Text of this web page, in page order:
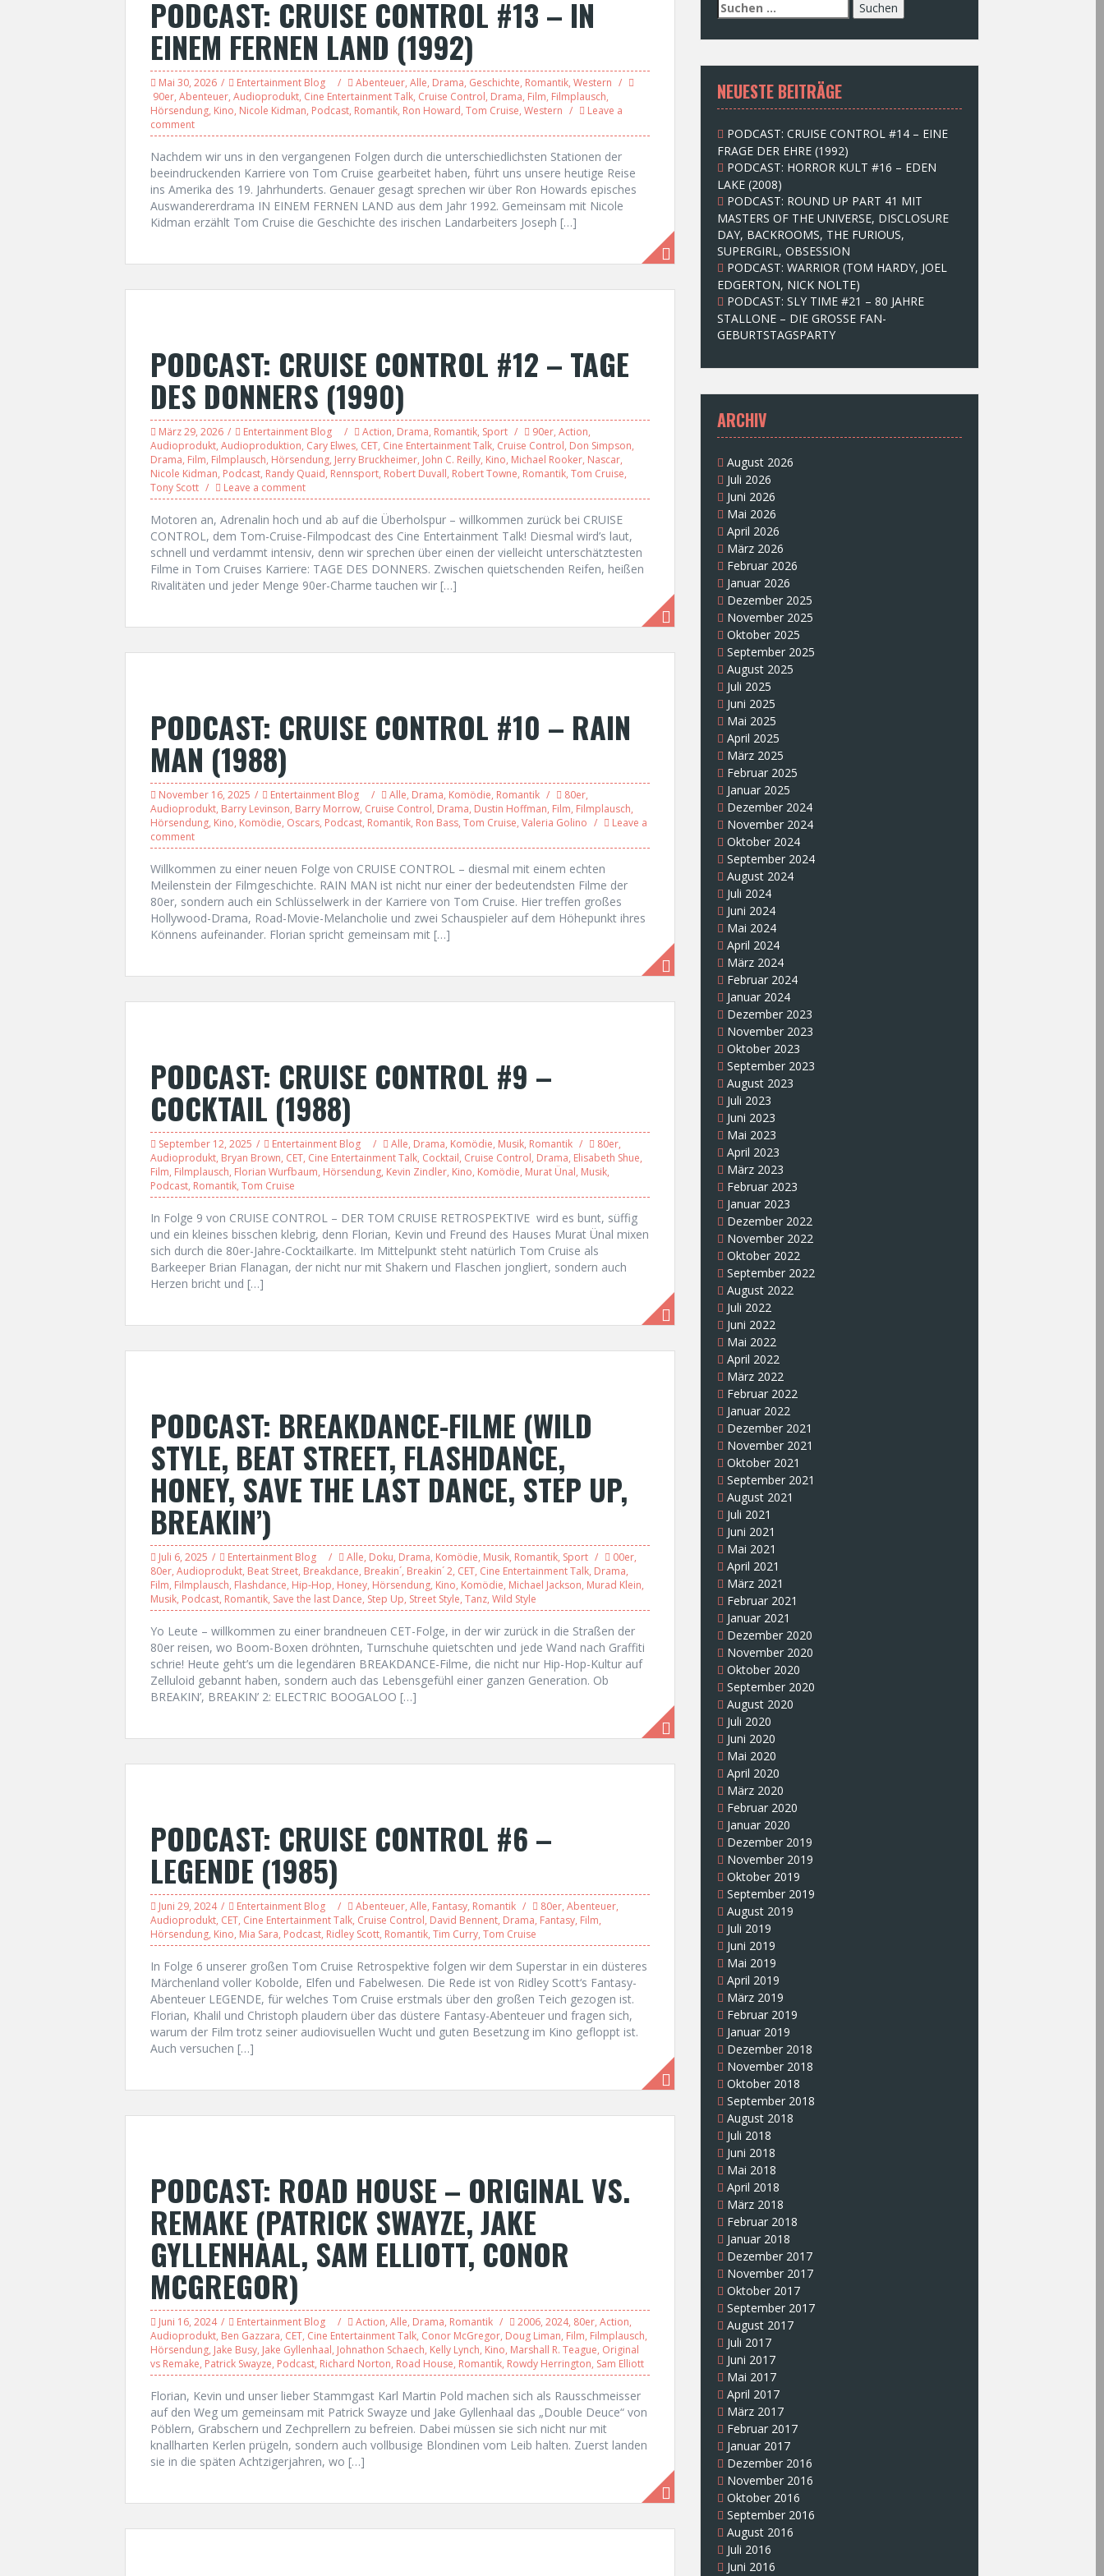
PODCAST: CRUISE CONTROL #13 – IN
EINEM FERNEN LAND (1992)
Mai 30, 2026 Entertainment Blog Abenteuer, Alle, Drama, Geschichte, Romantik, Western
90er, Abenteuer, Audioprodukt, Cine Entertainment Talk, Cruise Control, Drama, Film, Filmplausch,
Hörsendung, Kino, Nicole Kidman, Podcast, Romantik, Ron Howard, Tom Cruise, Western
Leave a
comment
Nachdem wir uns in den vergangenen Folgen durch die unterschiedlichsten Stationen der
beeindruckenden Karriere von Tom Cruise gearbeitet haben, führt uns unsere heutige Reise
ins Amerika des 19. Jahrhunderts. Genauer gesagt sprechen wir über Ron Howards episches
Auswandererdrama IN EINEM FERNEN LAND aus dem Jahr 1992. Gemeinsam mit Nicole
Kidman erzählt Tom Cruise die Geschichte des irischen Landarbeiters Joseph […]
PODCAST: CRUISE CONTROL #12 – TAGE
DES DONNERS (1990)
März 29, 2026 Entertainment Blog Action, Drama, Romantik, Sport 90er, Action,
Audioprodukt, Audioproduktion, Cary Elwes, CET, Cine Entertainment Talk, Cruise Control, Don Simpson,
Drama, Film, Filmplausch, Hörsendung, Jerry Bruckheimer, John C. Reilly, Kino, Michael Rooker, Nascar,
Nicole Kidman, Podcast, Randy Quaid, Rennsport, Robert Duvall, Robert Towne, Romantik, Tom Cruise,
Tony Scott
Leave a comment
Motoren an, Adrenalin hoch und ab auf die Überholspur – willkommen zurück bei CRUISE
CONTROL, dem Tom-Cruise-Filmpodcast des Cine Entertainment Talk! Diesmal wird’s laut,
schnell und verdammt intensiv, denn wir sprechen über einen der vielleicht unterschätztesten
Filme in Tom Cruises Karriere: TAGE DES DONNERS. Zwischen quietschenden Reifen, heißen
Rivalitäten und jeder Menge 90er-Charme tauchen wir […]
PODCAST: CRUISE CONTROL #10 – RAIN
MAN (1988)
November 16, 2025 Entertainment Blog Alle, Drama, Komödie, Romantik 80er,
Audioprodukt, Barry Levinson, Barry Morrow, Cruise Control, Drama, Dustin Hoffman, Film, Filmplausch,
Hörsendung, Kino, Komödie, Oscars, Podcast, Romantik, Ron Bass, Tom Cruise, Valeria Golino
Leave a
comment
Willkommen zu einer neuen Folge von CRUISE CONTROL – diesmal mit einem echten
Meilenstein der Filmgeschichte. RAIN MAN ist nicht nur einer der bedeutendsten Filme der
80er, sondern auch ein Schlüsselwerk in der Karriere von Tom Cruise. Hier treffen großes
Hollywood-Drama, Road-Movie-Melancholie und zwei Schauspieler auf dem Höhepunkt ihres
Könnens aufeinander. Florian spricht gemeinsam mit […]
PODCAST: CRUISE CONTROL #9 –
COCKTAIL (1988)
September 12, 2025 Entertainment Blog Alle, Drama, Komödie, Musik, Romantik 80er,
Audioprodukt, Bryan Brown, CET, Cine Entertainment Talk, Cocktail, Cruise Control, Drama, Elisabeth Shue,
Film, Filmplausch, Florian Wurfbaum, Hörsendung, Kevin Zindler, Kino, Komödie, Murat Ünal, Musik,
Podcast, Romantik, Tom Cruise
In Folge 9 von CRUISE CONTROL – DER TOM CRUISE RETROSPEKTIVE wird es bunt, süffig
und ein kleines bisschen klebrig, denn Florian, Kevin und Freund des Hauses Murat Ünal mixen
sich durch die 80er-Jahre-Cocktailkarte. Im Mittelpunkt steht natürlich Tom Cruise als
Barkeeper Brian Flanagan, der nicht nur mit Shakern und Flaschen jongliert, sondern auch
Herzen bricht und […]
PODCAST: BREAKDANCE-FILME (WILD
STYLE, BEAT STREET, FLASHDANCE,
HONEY, SAVE THE LAST DANCE, STEP UP,
BREAKIN’)
Juli 6, 2025 Entertainment Blog Alle, Doku, Drama, Komödie, Musik, Romantik, Sport 00er,
80er, Audioprodukt, Beat Street, Breakdance, Breakin´, Breakin´ 2, CET, Cine Entertainment Talk, Drama,
Film, Filmplausch, Flashdance, Hip-Hop, Honey, Hörsendung, Kino, Komödie, Michael Jackson, Murad Klein,
Musik, Podcast, Romantik, Save the last Dance, Step Up, Street Style, Tanz, Wild Style
Yo Leute – willkommen zu einer brandneuen CET-Folge, in der wir zurück in die Straßen der
80er reisen, wo Boom-Boxen dröhnten, Turnschuhe quietschten und jede Wand nach Graffiti
schrie! Heute geht’s um die legendären BREAKDANCE-Filme, die nicht nur Hip-Hop-Kultur auf
Zelluloid gebannt haben, sondern auch das Lebensgefühl einer ganzen Generation. Ob
BREAKIN’, BREAKIN’ 2: ELECTRIC BOOGALOO […]
PODCAST: CRUISE CONTROL #6 –
LEGENDE (1985)
Juni 29, 2024 Entertainment Blog Abenteuer, Alle, Fantasy, Romantik 80er, Abenteuer,
Audioprodukt, CET, Cine Entertainment Talk, Cruise Control, David Bennent, Drama, Fantasy, Film,
Hörsendung, Kino, Mia Sara, Podcast, Ridley Scott, Romantik, Tim Curry, Tom Cruise
In Folge 6 unserer großen Tom Cruise Retrospektive folgen wir dem Superstar in ein düsteres
Märchenland voller Kobolde, Elfen und Fabelwesen. Die Rede ist von Ridley Scott‘s Fantasy-
Abenteuer LEGENDE, für welches Tom Cruise erstmals über den großen Teich gezogen ist.
Florian, Khalil und Christoph plaudern über das düstere Fantasy-Abenteuer und fragen sich,
warum der Film trotz seiner audiovisuellen Wucht und guten Besetzung im Kino gefloppt ist.
Auch versuchen […]
PODCAST: ROAD HOUSE – ORIGINAL VS.
REMAKE (PATRICK SWAYZE, JAKE
GYLLENHAAL, SAM ELLIOTT, CONOR
MCGREGOR)
Juni 16, 2024 Entertainment Blog Action, Alle, Drama, Romantik 2006, 2024, 80er, Action,
Audioprodukt, Ben Gazzara, CET, Cine Entertainment Talk, Conor McGregor, Doug Liman, Film, Filmplausch,
Hörsendung, Jake Busy, Jake Gyllenhaal, Johnathon Schaech, Kelly Lynch, Kino, Marshall R. Teague, Original
vs Remake, Patrick Swayze, Podcast, Richard Norton, Road House, Romantik, Rowdy Herrington, Sam Elliott
Florian, Kevin und unser lieber Stammgast Karl Martin Pold machen sich als Rausschmeisser
auf den Weg um gemeinsam mit Patrick Swayze und Jake Gyllenhaal das „Double Deuce“ von
Pöblern, Grabschern und Zechprellern zu befreien. Dabei müssen sie sich nicht nur mit
knallharten Kerlen prügeln, sondern auch vollbusige Blondinen vom Leib halten. Zuerst landen
sie in die späten Achtzigerjahren, wo […]
S
u
c
e
n
n
c
h
:
NEUESTE BEITRÄGE
PODCAST: CRUISE CONTROL #14 – EINE
FRAGE DER EHRE (1992)
PODCAST: HORROR KULT #16 – EDEN
LAKE (2008)
PODCAST: ROUND UP PART 41 MIT
MASTERS OF THE UNIVERSE, DISCLOSURE
DAY, BACKROOMS, THE FURIOUS,
SUPERGIRL, OBSESSION
PODCAST: WARRIOR (TOM HARDY, JOEL
EDGERTON, NICK NOLTE)
PODCAST: SLY TIME #21 – 80 JAHRE
STALLONE – DIE GROSSE FAN-
GEBURTSTAGSPARTY
ARCHIV
August 2026
Juli 2026
Juni 2026
Mai 2026
April 2026
März 2026
Februar 2026
Januar 2026
Dezember 2025
November 2025
Oktober 2025
September 2025
August 2025
Juli 2025
Juni 2025
Mai 2025
April 2025
März 2025
Februar 2025
Januar 2025
Dezember 2024
November 2024
Oktober 2024
September 2024
August 2024
Juli 2024
Juni 2024
Mai 2024
April 2024
März 2024
Februar 2024
Januar 2024
Dezember 2023
November 2023
Oktober 2023
September 2023
August 2023
Juli 2023
Juni 2023
Mai 2023
April 2023
März 2023
Februar 2023
Januar 2023
Dezember 2022
November 2022
Oktober 2022
September 2022
August 2022
Juli 2022
Juni 2022
Mai 2022
April 2022
März 2022
Februar 2022
Januar 2022
Dezember 2021
November 2021
Oktober 2021
September 2021
August 2021
Juli 2021
Juni 2021
Mai 2021
April 2021
März 2021
Februar 2021
Januar 2021
Dezember 2020
November 2020
Oktober 2020
September 2020
August 2020
Juli 2020
Juni 2020
Mai 2020
April 2020
März 2020
Februar 2020
Januar 2020
Dezember 2019
November 2019
Oktober 2019
September 2019
August 2019
Juli 2019
Juni 2019
Mai 2019
April 2019
März 2019
Februar 2019
Januar 2019
Dezember 2018
November 2018
Oktober 2018
September 2018
August 2018
Juli 2018
Juni 2018
Mai 2018
April 2018
März 2018
Februar 2018
Januar 2018
Dezember 2017
November 2017
Oktober 2017
September 2017
August 2017
Juli 2017
Juni 2017
Mai 2017
April 2017
März 2017
Februar 2017
Januar 2017
Dezember 2016
November 2016
Oktober 2016
September 2016
August 2016
Juli 2016
Juni 2016